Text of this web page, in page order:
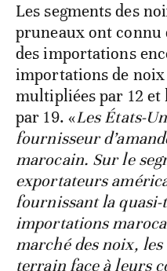
Les segments des
pruneaux ont connu
des importations
importations de
multipliées par 12 et
par 19. «Les États-
fournisseur
marocain. Sur le
exportateurs
fournissant la quasi-
importations
marché des noix,
terrain face à leurs